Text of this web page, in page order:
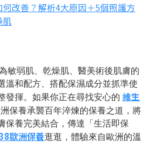
改善？解析4大原因＋5個照護方
肌
敏弱肌、乾燥肌、醫美術後肌膚的
溫和配方、搭配保濕成分並抓準使
發揮。如果你正在尋找安心的 維生
洲保養承襲百年淬煉的保養之道，將
保養完美結合，傳達「生活即保
歐洲保養逛逛，體驗來自歐洲的溫